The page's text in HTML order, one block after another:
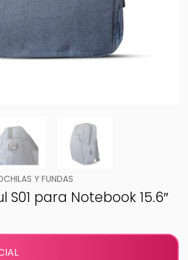
Y FUNDAS
S01 para Notebook 15.6″